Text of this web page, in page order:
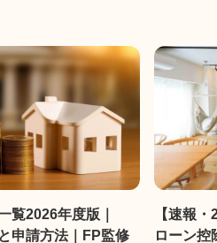
覧2026年度版｜
申請方法｜FP監修
【速報
ローン控